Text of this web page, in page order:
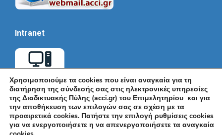
Intranet
Χρησιμοποιούμε τα cookies που είναι αναγκαία για τη
διατήρηση της σύνδεσής σας στις ηλεκτρονικές υπηρεσίες
της Διαδικτυακής Πύλης (acci.gr) του Επιμελητηρίου και για
την αποθήκευση των επιλογών σας σε σχέση με τα
προαιρετικά cookies. Πατήστε την επιλογή ρυθμίσεις cookies
για να ενεργοποιήσετε η να απενεργοποιήσετε τα αναγκαία